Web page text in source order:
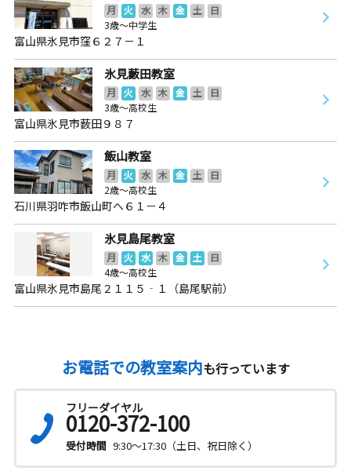
月 火 水 木 金 土
日
3歳～中学生
富山県氷見市窪６２７－１
氷見藪田教室
月 火 水 木 金 土
日
3歳～高校生
富山県氷見市薮田９８７
飯山教室
月 火 水 木 金 土
日
2歳～高校生
石川県羽咋市飯山町へ６１－４
氷見島尾教室
月 火 水 木 金 土
日
4歳～高校生
富山県氷見市島尾２１１５‐１（島尾駅前）
お電話での教室案内も行っています
フリーダイヤル
0120-372-100
受付時間 9:30～17:30（土日、祝日除く）